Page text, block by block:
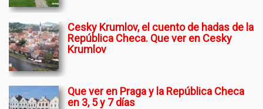
Cesky Krumlov, el cuento de hadas de la
República Checa. Que ver en Cesky
Krumlov
Que ver en Praga y la República Checa
en 3, 5 y 7 días